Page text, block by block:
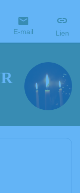
E-mail Lien